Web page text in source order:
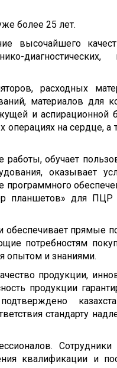
более 25 лет.
высочайшего
диагностических,
расходных
материалов для
и аспирационной
операциях на сердце, а
обучает
оказывает
планшетов» для
прямые
потребностям
опытом и знаниями.
продукции,
продукции
стандарту
квалификации и